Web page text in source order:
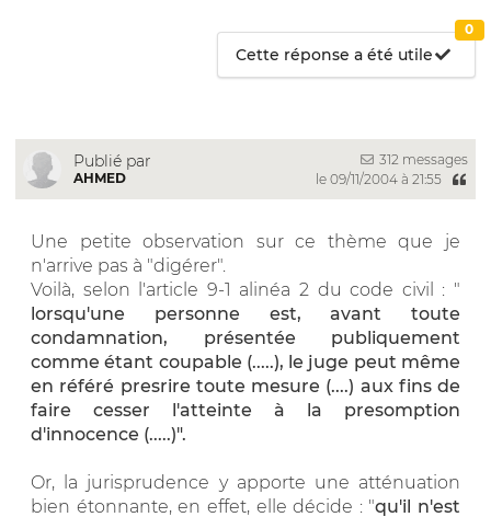
Cette réponse a été utile
0
Publié par
AHMED
312 messages
le 09/11/2004 à 21:55
Une petite observation sur ce thème que je
n'arrive pas à "digérer".
Voilà, selon l'article 9-1 alinéa 2 du code civil : "
lorsqu'une personne est, avant toute
condamnation, présentée publiquement
comme étant coupable (.....), le juge peut même
en référé presrire toute mesure (....) aux fins de
faire cesser l'atteinte à la presomption
d'innocence (.....)".
Or, la jurisprudence y apporte une atténuation
bien étonnante, en effet, elle décide : "qu'il n'est